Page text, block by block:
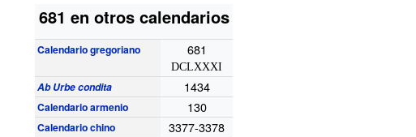
681 en otros calendarios
Calendario gregoriano 681
DCLXXXI
Ab Urbe condita 1434
Calendario armenio 130
Calendario chino 3377-3378